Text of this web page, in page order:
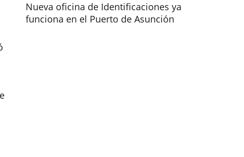
Nueva oficina de Identificaciones ya
funciona en el Puerto de Asunción